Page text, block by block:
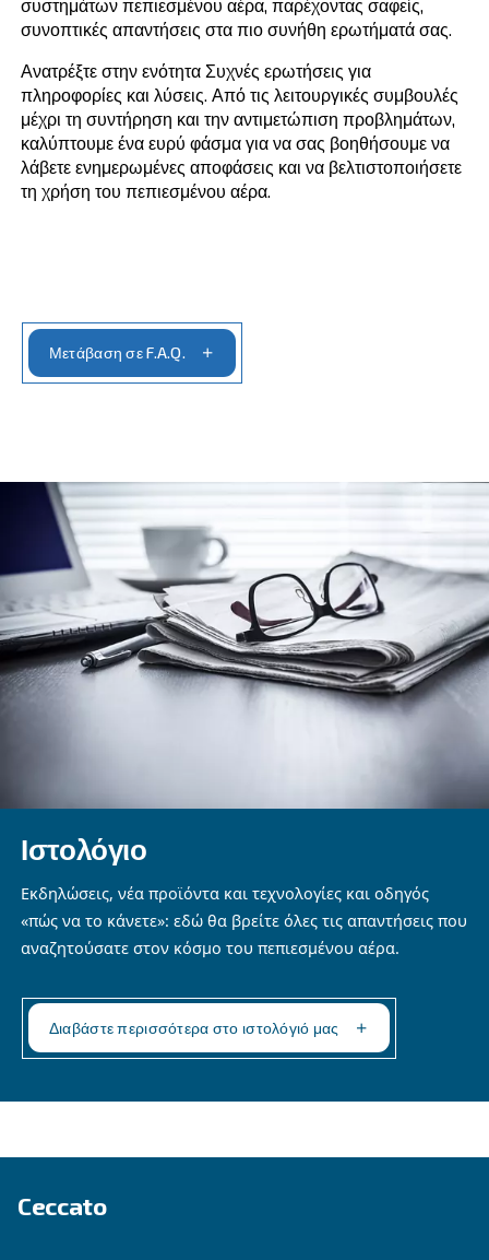
γνωστών για την αποδοτικότητά τους, την
εστιάζει στην ιπποδύναμη και τα χαμηλά
θορύβου. Ως αξιόπιστος προμηθευτής λύσεων
πεπιεσμένου αέρα, διασφαλίζουμε ότι αυτές οι
βελτιώνουν την ικανότητά σας να εξυπηρετείτε
κλάδους, διατηρώντας τη δέσμευσή μας για
ικανοποίηση πελατών.
Έχετε ερωτήσεις;
Εάν έχετε ερωτήσεις σχετικά με τον
απαντήσεις. Είναι γεμάτο με πληροφορίες
συστημάτων πεπιεσμένου αέρα, παρέχοντας